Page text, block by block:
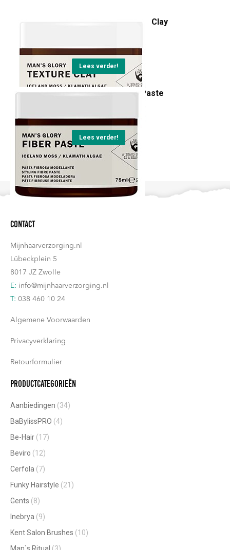
Man's Glory Texture Clay
Lees verder!
Man's Glory Fiber Paste
Lees verder!
Contact
Mijnhaarverzorging.nl
Lübeckplein 5
8017 JZ Zwolle
E: info@mijnhaarverzorging.nl
T: 038 460 10 24
Algemene Voorwaarden
Privacyverklaring
Retourformulier
Productcategorieën
Aanbiedingen (34)
BaBylissPRO (4)
Be-Hair (17)
Beviro (12)
Cerfola (7)
Funky Hairstyle (21)
Gents (8)
Inebrya (9)
Kent Salon Brushes (10)
Man`s Ritual (3)